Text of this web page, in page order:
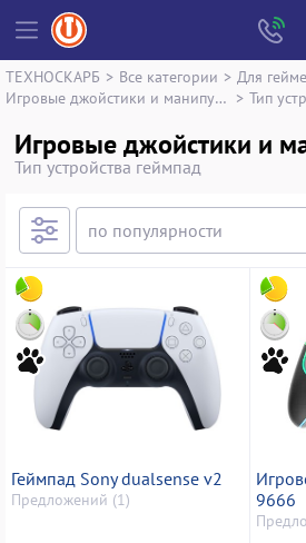
ТЕХНОСКАРБ > Все категории > Для
Игровые джойстики и манипуляторы > Тип
Игровые джойстики и
Тип устройства геймпад
Геймпад Sony dualsense v2
Предложений (1)
9666